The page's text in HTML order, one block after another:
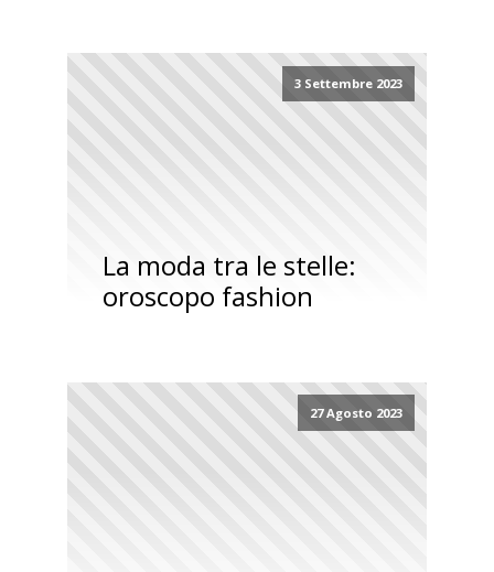
3 Settembre 2023
La moda tra le stelle:
oroscopo fashion
27 Agosto 2023